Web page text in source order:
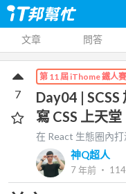
文章 問答
第 11 屆 iThome 鐵人賽
Day04 |
寫 CSS 上天堂
在 React 生態圈內
神Q超人
7 年前 ‧
7